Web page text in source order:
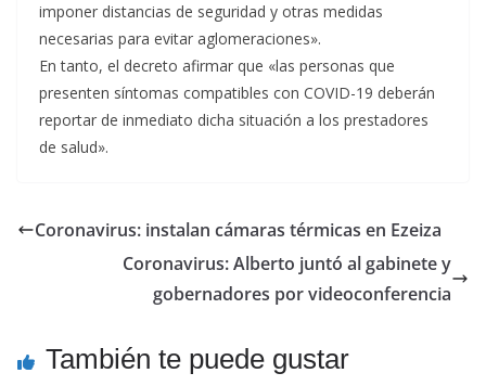
imponer distancias de seguridad y otras medidas
necesarias para evitar aglomeraciones».
En tanto, el decreto afirmar que «las personas que
presenten síntomas compatibles con COVID-19 deberán
reportar de inmediato dicha situación a los prestadores
de salud».
Coronavirus: instalan cámaras térmicas en Ezeiza
Coronavirus: Alberto juntó al gabinete y
gobernadores por videoconferencia
También te puede gustar